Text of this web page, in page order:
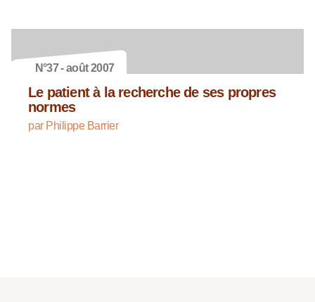
N°37 - août 2007
Le patient à la recherche de ses propres
normes
par Philippe Barrier